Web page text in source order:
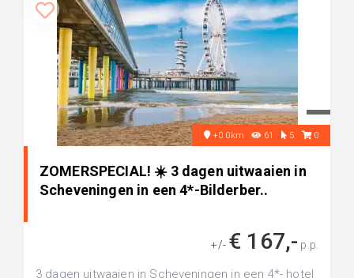
+0.0km 61 5 0
ZOMERSPECIAL! ☀️ 3 dagen uitwaaien in
Scheveningen in een 4*-Bilderber..
+/- € 167,- p.p.
3 dagen uitwaaien in Scheveningen in een 4*- hotel